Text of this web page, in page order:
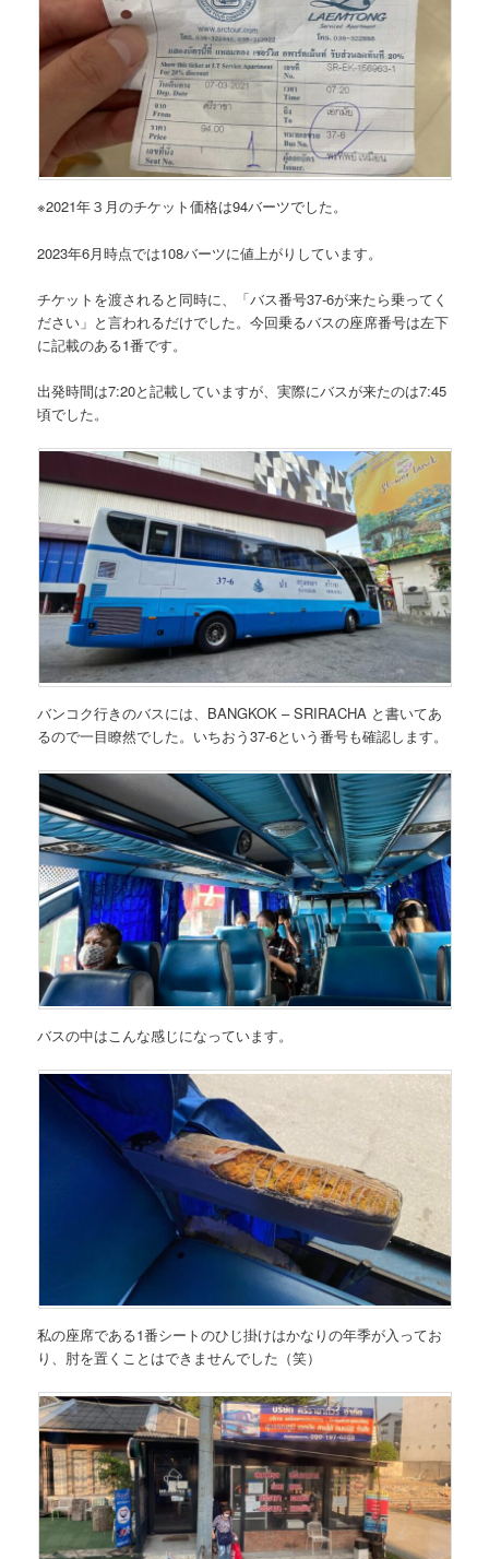
※2021年３月のチケット価格は94バーツでした。
2023年6月時点では108バーツに値上がりしています。
チケットを渡されると同時に、
「バス番号37-6が来たら乗ってく
ださい」 と言われるだけでした。今回乗るバスの座席番号は左下
に記載のある1番です。
出発時間は7:20と記載していますが、実際にバスが来たのは7:45
頃でした。
バンコク行きのバスには、 BANGKOK – SRIRACHA と書いてあ
るので一目瞭然でした。 いちおう37-6という番号も確認します。
バスの中はこんな感じになっています。
私の座席である1番シートのひじ掛けはかなりの年季が入ってお
り、肘を置くことはできませんでした（笑）